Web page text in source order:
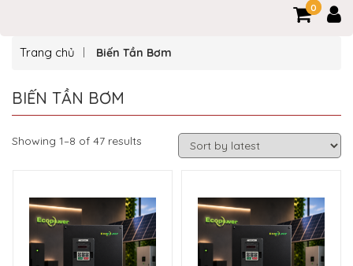
0
0
Trang chủ Biến Tần Bơm
BIẾN TẦN BƠM
Showing 1–8 of 47 results